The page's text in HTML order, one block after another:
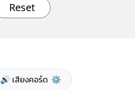
Reset
🔊 เสียงคอร์ด ⚙️